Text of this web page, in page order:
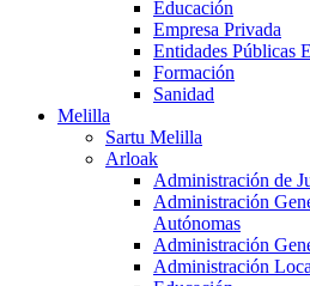
Educación
Empresa Privada
Entidades Públicas
Formación
Sanidad
Melilla
Sartu Melilla
Arloak
Administración de
Administración
Autónomas
Administración
Administración